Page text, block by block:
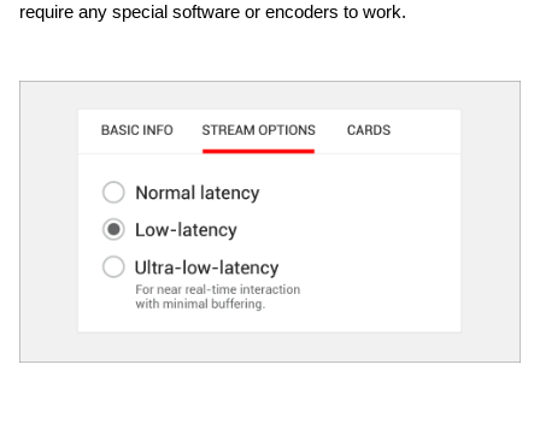
require any special software or encoders to work.